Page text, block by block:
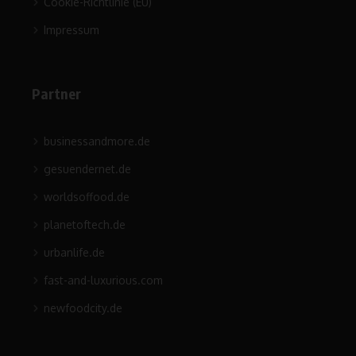
Impressum
Partner
businessandmore.de
gesuendernet.de
worldsoffood.de
planetoftech.de
urbanlife.de
fast-and-luxurious.com
newfoodcity.de